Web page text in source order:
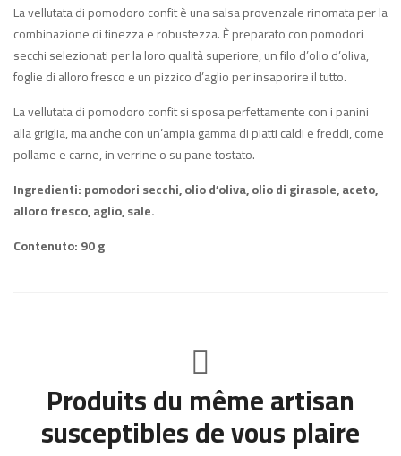
La vellutata di pomodoro confit è una salsa provenzale rinomata per la
combinazione di finezza e robustezza. È preparato con pomodori
secchi selezionati per la loro qualità superiore, un filo d’olio d’oliva,
foglie di alloro fresco e un pizzico d’aglio per insaporire il tutto.
La vellutata di pomodoro confit si sposa perfettamente con i panini
alla griglia, ma anche con un’ampia gamma di piatti caldi e freddi, come
pollame e carne, in verrine o su pane tostato.
Ingredienti: pomodori secchi, olio d’oliva, olio di girasole, aceto,
alloro fresco, aglio, sale.
Contenuto: 90 g
Produits du même artisan
susceptibles de vous plaire